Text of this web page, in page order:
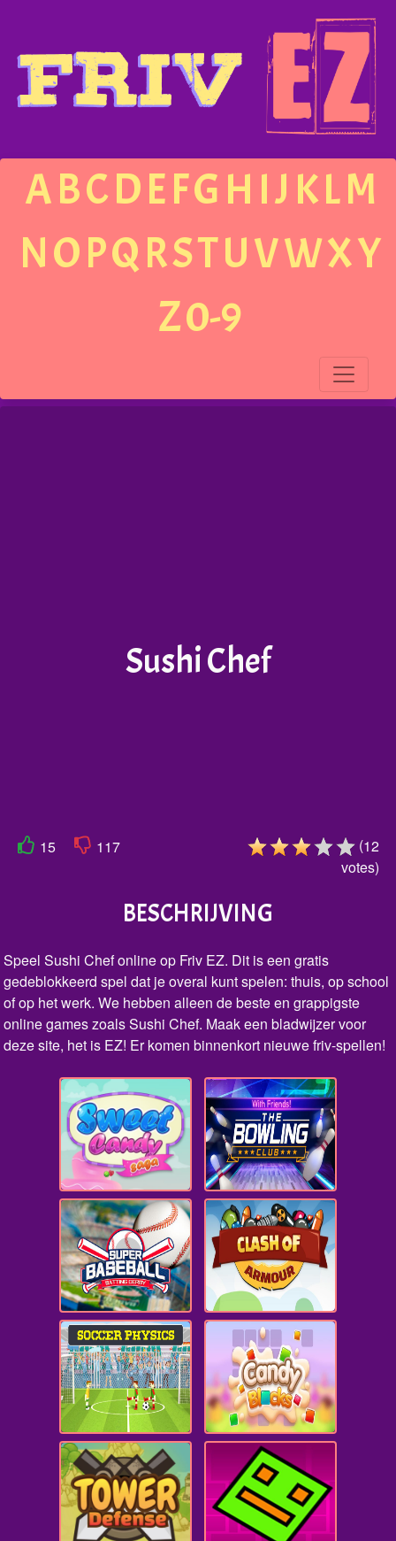
ABCDEFGH IJ KLM
NOPQRSTUVWXY
Z0-9
Sushi Chef
15 117 (12
votes)
BESCHRIJVING
Speel Sushi Chef online op Friv EZ. Dit is een gratis
gedeblokkeerd spel dat je overal kunt spelen: thuis, op school
of op het werk. We hebben alleen de beste en grappigste
online games zoals Sushi Chef. Maak een bladwijzer voor
deze site, het is EZ! Er komen binnenkort nieuwe friv-spellen!